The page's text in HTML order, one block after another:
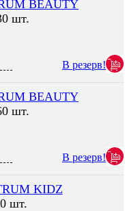
BEAUTY
шт.
В резерв!
BEAUTY
шт.
В резерв!
KIDZ
шт.